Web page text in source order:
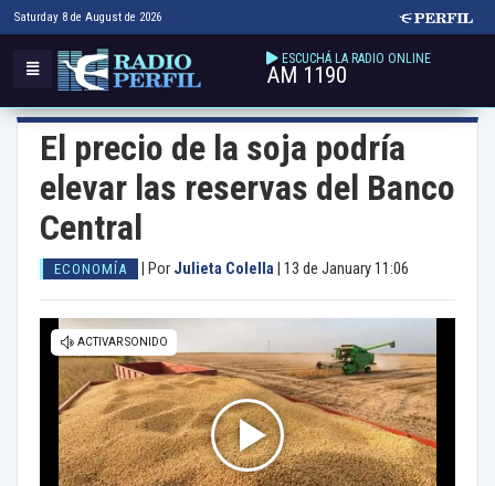
Saturday 8 de August de 2026
ESCUCHÁ LA RADIO ONLINE
AM 1190
El precio de la soja podría
elevar las reservas del Banco
Central
ECONOMÍA Por Julieta Colella 13 de January 11:06